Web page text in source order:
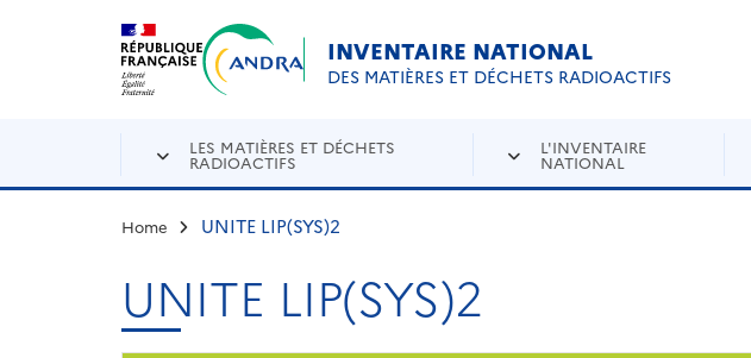
Aller au contenu principal
INVENTAIRE NATIONAL
DES MATIÈRES ET DÉCHETS RADIOACTIFS
LES MATIÈRES ET DÉCHETS
RADIOACTIFS
L'INVENTAIRE
NATIONAL
Home UNITE LIP(SYS)2
UNITE LIP(SYS)2